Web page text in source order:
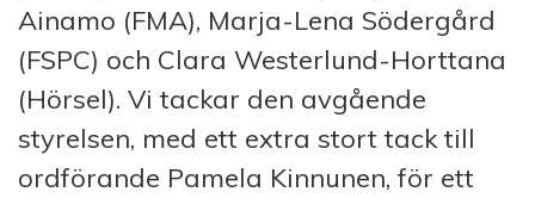
Ainamo (FMA), Marja-Lena Södergård
(FSPC) och Clara Westerlund-Horttana
(Hörsel). Vi tackar den avgående
styrelsen, med ett extra stort tack till
ordförande Pamela Kinnunen, för ett